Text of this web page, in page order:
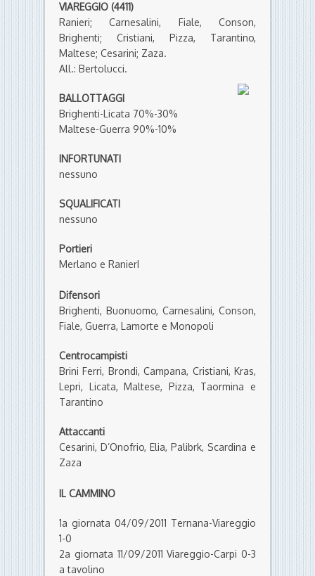
VIAREGGIO (4411)
Ranieri; Carnesalini, Fiale, Conson,
Brighenti; Cristiani, Pizza, Tarantino,
Maltese; Cesarini; Zaza.
All.: Bertolucci.
BALLOTTAGGI
Brighenti-Licata 70%-30%
Maltese-Guerra 90%-10%
INFORTUNATI
nessuno
SQUALIFICATI
nessuno
Portieri
Merlano e RanierI
Difensori
Brighenti, Buonuomo, Carnesalini, Conson,
Fiale, Guerra, Lamorte e Monopoli
Centrocampisti
Brini Ferri, Brondi, Campana, Cristiani, Kras,
Lepri, Licata, Maltese, Pizza, Taormina e
Tarantino
Attaccanti
Cesarini, D’Onofrio, Elia, Palibrk, Scardina e
Zaza
IL CAMMINO
1a giornata 04/09/2011 Ternana-Viareggio
1-0
2a giornata 11/09/2011 Viareggio-Carpi 0-3
a tavolino